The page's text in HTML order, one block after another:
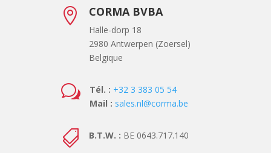
 CORMA BVBA
Halle-dorp 18
2980 Antwerpen (Zoersel)
Belgique
w Tél. : +32 3 383 05 54
Mail : sales.nl@corma.be
 B.T.W. : BE 0643.717.140